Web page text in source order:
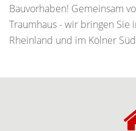
Bauvorhaben! Gemeinsam
Traumhaus - wir bringen Sie
Rheinland und im Kölner